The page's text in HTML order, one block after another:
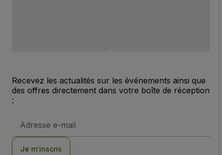
Recevez les actualités sur les événements ainsi que
des offres directement dans votre boîte de réception
:
e-
Je m’inscris